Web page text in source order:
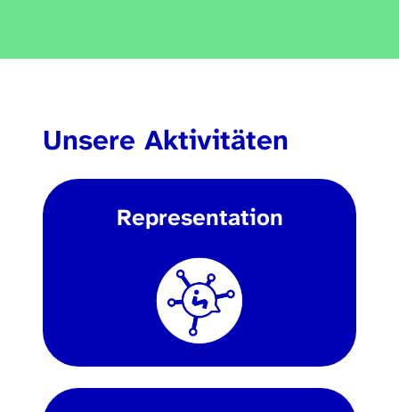
Unsere Aktivitäten
Representation